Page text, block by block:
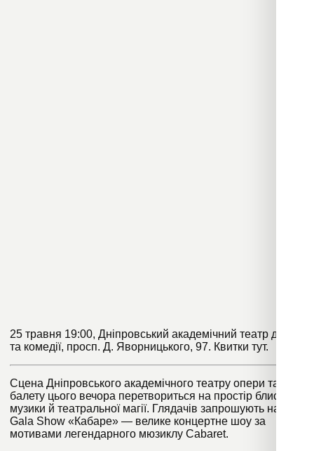
25 травня 19:00, Дніпровський академічний театр драми
та комедії, просп. Д. Яворницького, 97. Квитки тут.
Сцена Дніпровського академічного театру опери та
балету цього вечора перетвориться на простір блиску,
музики й театральної магії. Глядачів запрошують на
Gala Show «Кабаре» — велике концертне шоу за
мотивами легендарного мюзиклу Cabaret.